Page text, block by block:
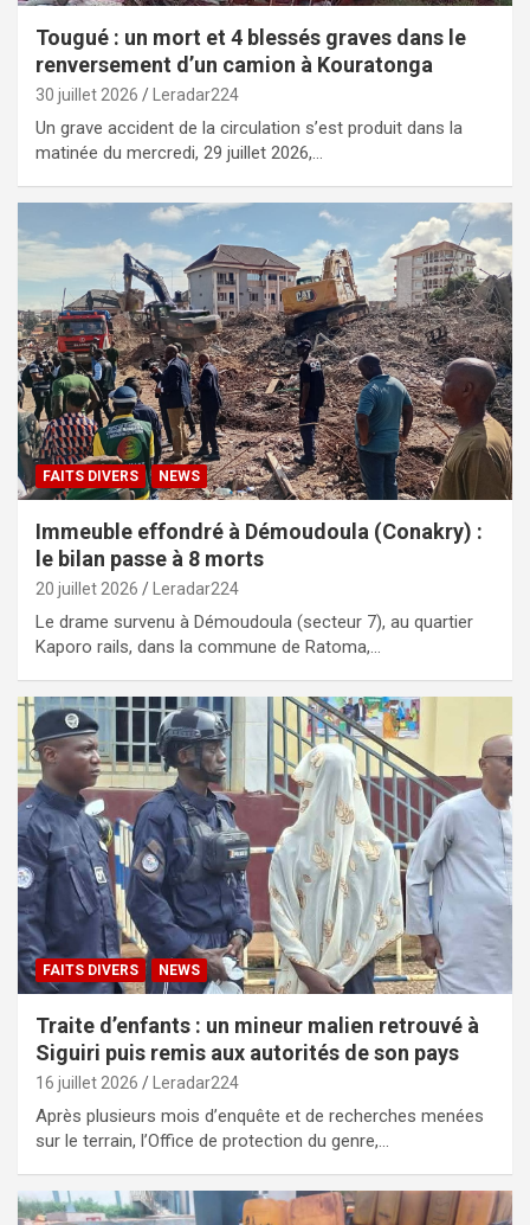
Tougué : un mort et 4 blessés graves dans le
renversement d’un camion à Kouratonga
30 juillet 2026 Leradar224
Un grave accident de la circulation s’est produit dans la
matinée du mercredi, 29 juillet 2026,…
FAITS DIVERS NEWS
Immeuble effondré à Démoudoula (Conakry) :
le bilan passe à 8 morts
20 juillet 2026 Leradar224
Le drame survenu à Démoudoula (secteur 7), au quartier
Kaporo rails, dans la commune de Ratoma,…
FAITS DIVERS NEWS
Traite d’enfants : un mineur malien retrouvé à
Siguiri puis remis aux autorités de son pays
16 juillet 2026 Leradar224
Après plusieurs mois d’enquête et de recherches menées
sur le terrain, l’Office de protection du genre,…